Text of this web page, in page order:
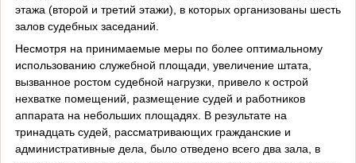
этажа (второй и третий этажи), в которых организованы шесть
залов судебных заседаний.
Несмотря на принимаемые меры по более оптимальному
использованию служебной площади, увеличение штата,
вызванное ростом судебной нагрузки, привело к острой
нехватке помещений, размещение судей и работников
аппарата на небольших площадях. В результате на
тринадцать судей, рассматривающих гражданские и
административные дела, было отведено всего два зала, в